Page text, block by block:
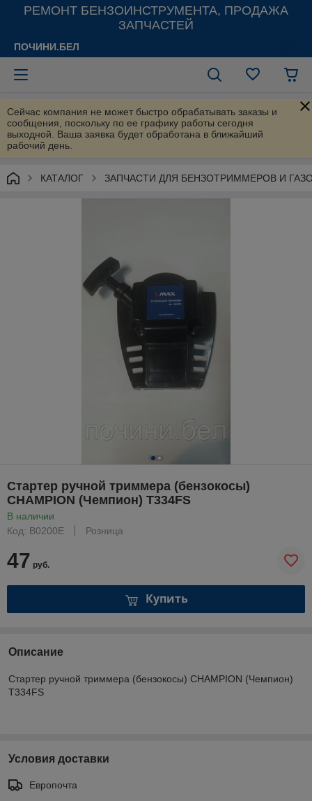
РЕМОНТ БЕНЗОИНСТРУМЕНТА, ПРОДАЖА
ЗАПЧАСТЕЙ
ПОЧИНИ.БЕЛ
Сейчас компания не может быстро обрабатывать заказы и
сообщения, поскольку по ее графику работы сегодня
выходной. Ваша заявка будет обработана в ближайший
рабочий день.
КАТАЛОГ ЗАПЧАСТИ ДЛЯ БЕНЗОТРИММЕРОВ И
Стартер ручной триммера (бензокосы)
CHAMPION (Чемпион) T334FS
В наличии
Код: B0200E
Розница
47 руб.
Купить
Описание
Стартер ручной триммера (бензокосы) CHAMPION (Чемпион)
T334FS
Условия доставки
Европочта